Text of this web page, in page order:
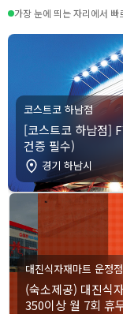
가장 눈에 띄는 자리에서 빠
코스트코 하남점
[코스트코 하남점]
건증 필수)
경기 하남시
대진식자재마트 운정점
(숙소제공) 대진식
350이상 월 7회 휴